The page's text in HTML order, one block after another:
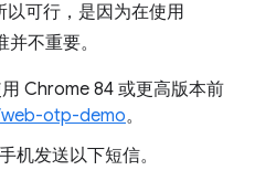
可行，是因为在使用
不重要。
Chrome 84 或更高版本前
otp-demo。
机发送以下短信。